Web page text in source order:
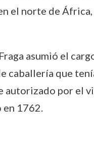
el norte de
asumió el
caballería que
autorizado por el
en 1762.